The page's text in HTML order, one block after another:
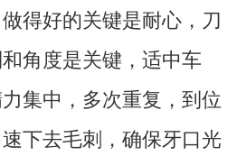
得好的关键是耐心，刀
角度是关键，适中车
集中，多次重复，到位
下去毛刺，确保牙口光